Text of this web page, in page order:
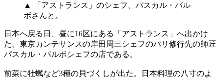
▲ 「アストランス」のシェフ、パスカル・バル
ボさんと。
日本へ戻る日、昼に16区にある「アストランス」へ出かけ
た。東京カンテサンスの岸田周三シェフのパリ修行先の師匠
パスカル・パルボシェフの店である。
前菜に牡蠣など3種の貝づくしが出た。日本料理の八寸のよ